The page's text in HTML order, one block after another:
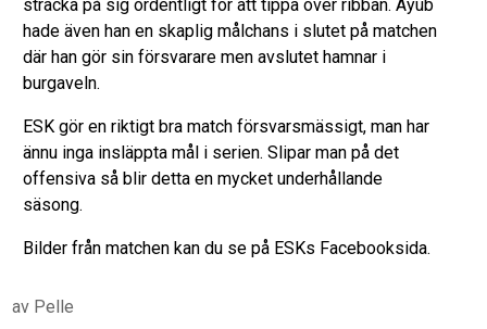
sträcka på sig ordentligt för att tippa över ribban. Ayub
hade även han en skaplig målchans i slutet på matchen
där han gör sin försvarare men avslutet hamnar i
burgaveln.
ESK gör en riktigt bra match försvarsmässigt, man har
ännu inga insläppta mål i serien. Slipar man på det
offensiva så blir detta en mycket underhållande
säsong.
Bilder från matchen kan du se på ESKs Facebooksida.
av Pelle